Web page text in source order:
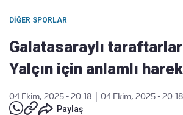
DIĞER SPORLAR
Galatasaraylı
Yalçın için anlamlı
04 Ekim, 2025 - 20:18
04 Ekim, 2025 - 20:18
Paylaş